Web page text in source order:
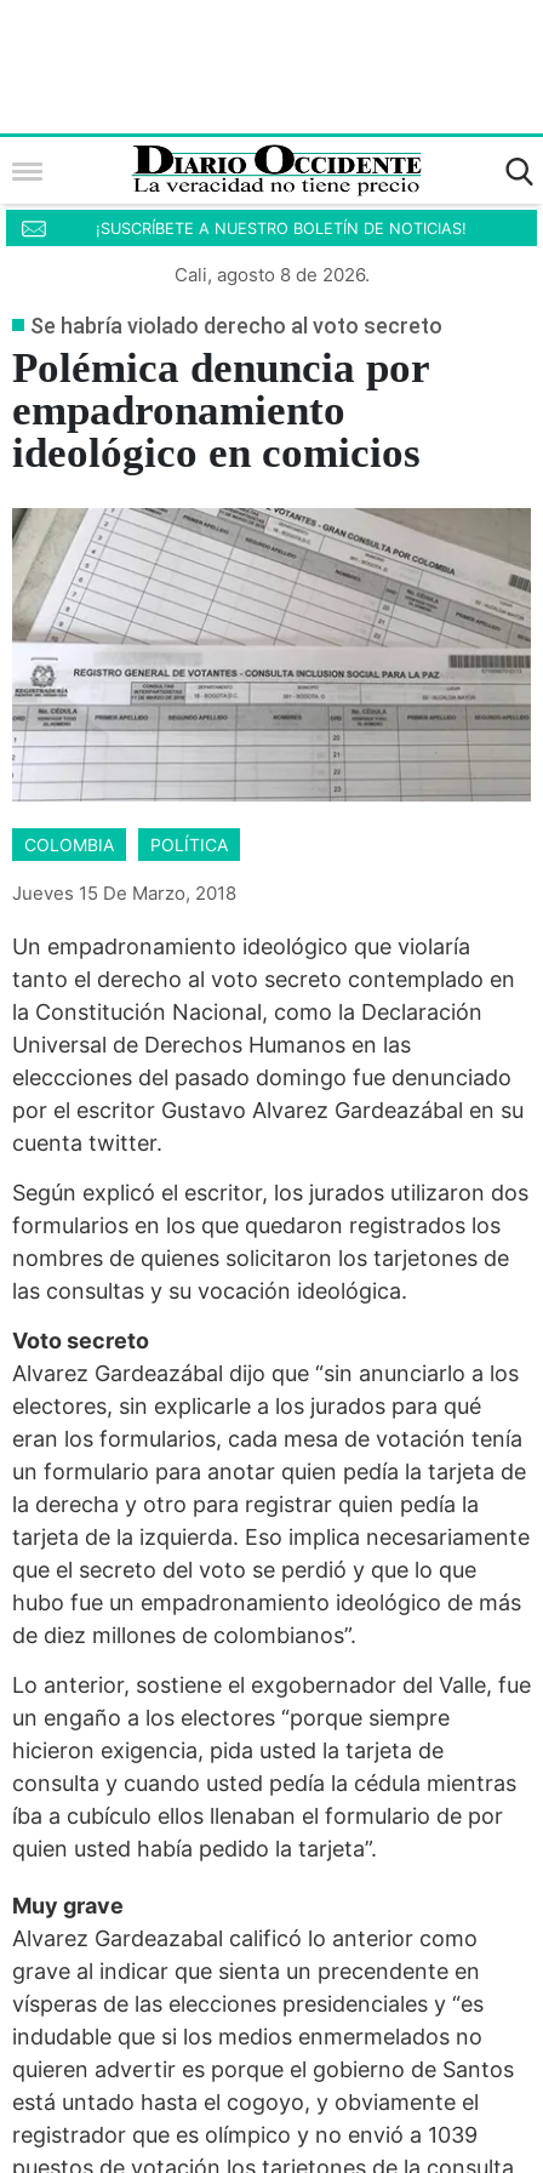
¡SUSCRÍBETE A NUESTRO BOLETÍN DE NOTICIAS!
Cali, agosto 8 de 2026.
Se habría violado derecho al voto secreto
Polémica denuncia por
empadronamiento
ideológico en comicios
COLOMBIA POLÍTICA
Jueves 15 De Marzo, 2018
Un empadronamiento ideológico que violaría
tanto el derecho al voto secreto contemplado en
la Constitución Nacional, como la Declaración
Universal de Derechos Humanos en las
eleccciones del pasado domingo fue denunciado
por el escritor Gustavo Alvarez Gardeazábal en su
cuenta twitter.
Según explicó el escritor, los jurados utilizaron dos
formularios en los que quedaron registrados los
nombres de quienes solicitaron los tarjetones de
las consultas y su vocación ideológica.
Voto secreto
Alvarez Gardeazábal dijo que “sin anunciarlo a los
electores, sin explicarle a los jurados para qué
eran los formularios, cada mesa de votación tenía
un formulario para anotar quien pedía la tarjeta de
la derecha y otro para registrar quien pedía la
tarjeta de la izquierda. Eso implica necesariamente
que el secreto del voto se perdió y que lo que
hubo fue un empadronamiento ideológico de más
de diez millones de colombianos”.
Lo anterior, sostiene el exgobernador del Valle, fue
un engaño a los electores “porque siempre
hicieron exigencia, pida usted la tarjeta de
consulta y cuando usted pedía la cédula mientras
íba a cubículo ellos llenaban el formulario de por
quien usted había pedido la tarjeta”.
Muy grave
Alvarez Gardeazabal calificó lo anterior como
grave al indicar que sienta un precendente en
vísperas de las elecciones presidenciales y “es
indudable que si los medios enmermelados no
quieren advertir es porque el gobierno de Santos
está untado hasta el cogoyo, y obviamente el
registrador que es olímpico y no envió a 1039
puestos de votación los tarjetones de la consulta